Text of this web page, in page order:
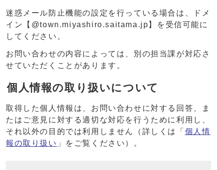
迷惑メール防止機能の設定を行っている場合は、ドメ
イン【@town.miyashiro.saitama.jp】を受信可能に
してください。
お問い合わせの内容によっては、別の担当課が対応さ
せていただくことがあります。
個人情報の取り扱いについて
取得した個人情報は、お問い合わせに対する回答、ま
たはご意見に対する適切な対応を行うために利用し、
それ以外の目的では利用しません（詳しくは「 個人情
報の取り扱い 」をご覧ください）。